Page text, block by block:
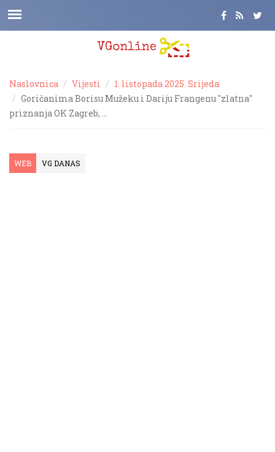
Naslovnica Vijesti
1. listopada 2025. Srijeda
Goričanima Borisu Mužeku i Dariju Frangenu "zlatna"
priznanja OK Zagreb, …
WEB VG DANAS